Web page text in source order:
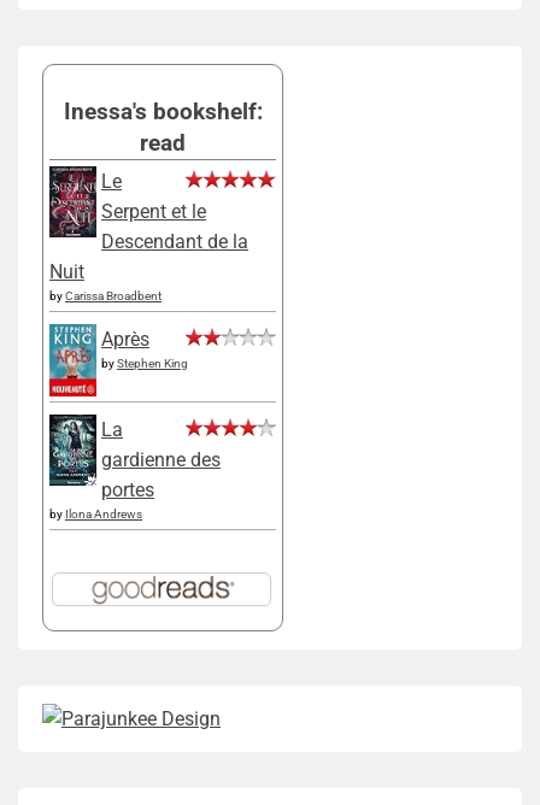
Inessa's bookshelf:
read
Le
Serpent et le
Descendant de la
Nuit
byCarissa Broadbent
Après
byStephen King
La
gardienne des
portes
by Ilona Andrews